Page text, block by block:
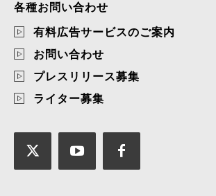
各種お問い合わせ
有料広告サービスのご案内
お問い合わせ
プレスリリース募集
ライター募集